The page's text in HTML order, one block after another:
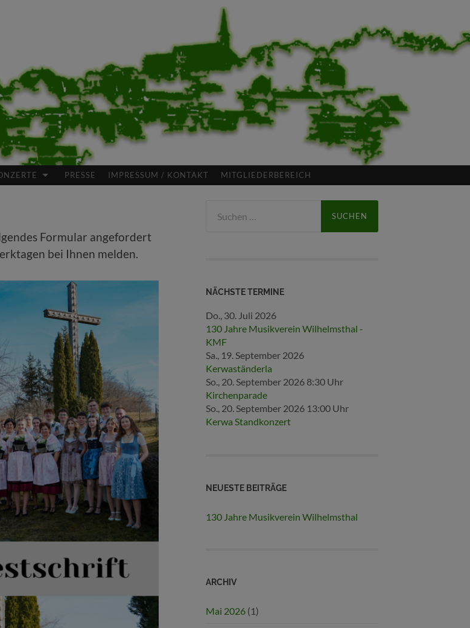
PRESSE IMPRESSUM / KONTAKT MITGLIEDERBEREICH
Formular angefordert
bei Ihnen melden.
nach:
NÄCHSTE TERMINE
Do., 30. Juli 2026
130 Jahre Musikverein Wilhelmsthal -
KMF
Sa., 19. September 2026
Kerwaständerla
So., 20. September 2026 8:30 Uhr
Kirchenparade
So., 20. September 2026 13:00 Uhr
Kerwa Standkonzert
NEUESTE BEITRÄGE
130 Jahre Musikverein Wilhelmsthal
ARCHIV
Mai 2026 (1)